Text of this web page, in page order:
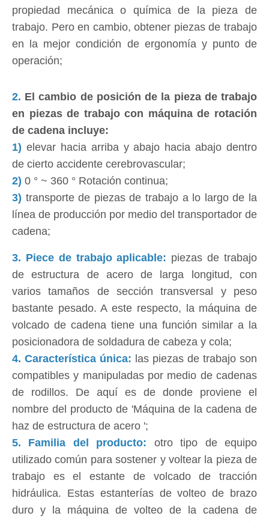
propiedad mecánica o química de la pieza de
trabajo. Pero en cambio, obtener piezas de trabajo
en la mejor condición de ergonomía y punto de
operación;
2. El cambio de posición de la pieza de trabajo
en piezas de trabajo con máquina de rotación
de cadena incluye:
1) elevar hacia arriba y abajo hacia abajo dentro
de cierto accidente cerebrovascular;
2) 0 ° ~ 360 ° Rotación continua;
3) transporte de piezas de trabajo a lo largo de la
línea de producción por medio del transportador de
cadena;
3. Piece de trabajo aplicable: piezas de trabajo
de estructura de acero de larga longitud, con
varios tamaños de sección transversal y peso
bastante pesado. A este respecto, la máquina de
volcado de cadena tiene una función similar a la
posicionadora de soldadura de cabeza y cola;
4. Característica única: las piezas de trabajo son
compatibles y manipuladas por medio de cadenas
de rodillos. De aquí es de donde proviene el
nombre del producto de 'Máquina de la cadena de
haz de estructura de acero ';
5. Familia del producto: otro tipo de equipo
utilizado común para sostener y voltear la pieza de
trabajo es el estante de volcado de tracción
hidráulica. Estas estanterías de volteo de brazo
duro y la máquina de volteo de la cadena de